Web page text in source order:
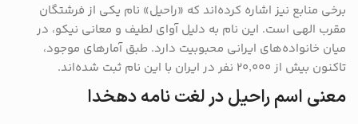
برخی منابع نیز اشاره کرده‌اند که «راحیل» نام یکی از فرشتگان
مقرب الهی است. این نام به دلیل آوای لطیف و معانی نیکو، در
میان خانواده‌های ایرانی محبوبیت دارد. طبق آمارهای موجود،
تاکنون بیش از ۲۰٬۰۰۰ نفر در ایران با این نام ثبت شده‌اند.
معنی اسم راحیل در لغت نامه دهخدا